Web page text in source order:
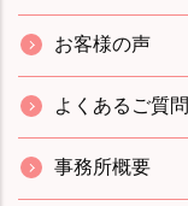
お客様の声
よくあるご質問
事務所概要